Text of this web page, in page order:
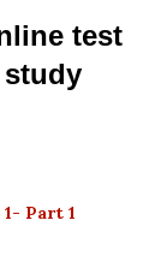
test
study
Part 1